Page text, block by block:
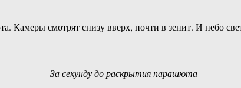
Камеры смотрят снизу вверх, почти в зенит. И небо
За секунду до раскрытия парашюта